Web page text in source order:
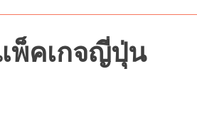
พ็คเกจญี่ปุ่น